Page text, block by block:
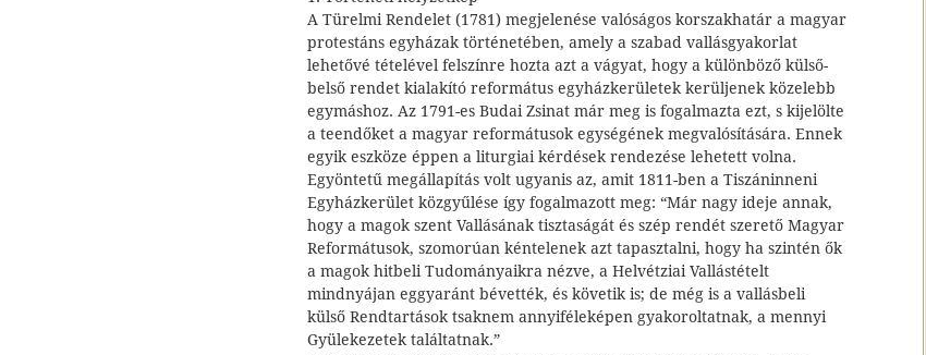
A Türelmi Rendelet (1781) megjelenése valóságos korszakhatár a magyar
protestáns egyházak történetében, amely a szabad vallásgyakorlat
lehetővé tételével felszínre hozta azt a vágyat, hogy a különböző külső-
belső rendet kialakító református egyházkerületek kerüljenek közelebb
egymáshoz. Az 1791-es Budai Zsinat már meg is fogalmazta ezt, s kijelölte
a teendőket a magyar reformátusok egységének megvalósítására. Ennek
egyik eszköze éppen a liturgiai kérdések rendezése lehetett volna.
Egyöntetű megállapítás volt ugyanis az, amit 1811-ben a Tiszáninneni
Egyházkerület közgyűlése így fogalmazott meg: “Már nagy ideje annak,
hogy a magok szent Vallásának tisztaságát és szép rendét szerető Magyar
Reformátusok, szomorúan kéntelenek azt tapasztalni, hogy ha szintén ők
a magok hitbeli Tudományaikra nézve, a Helvétziai Vallástételt
mindnyájan eggyaránt bévették, és követik is; de még is a vallásbeli
külső Rendtartások tsaknem annyiféleképen gyakoroltatnak, a mennyi
Gyülekezetek találtatnak.”